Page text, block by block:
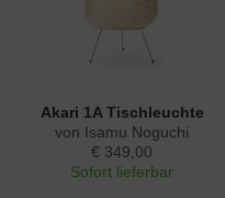
Akari 1A Tischleuchte
von Isamu Noguchi
€ 349,00
Sofort lieferbar